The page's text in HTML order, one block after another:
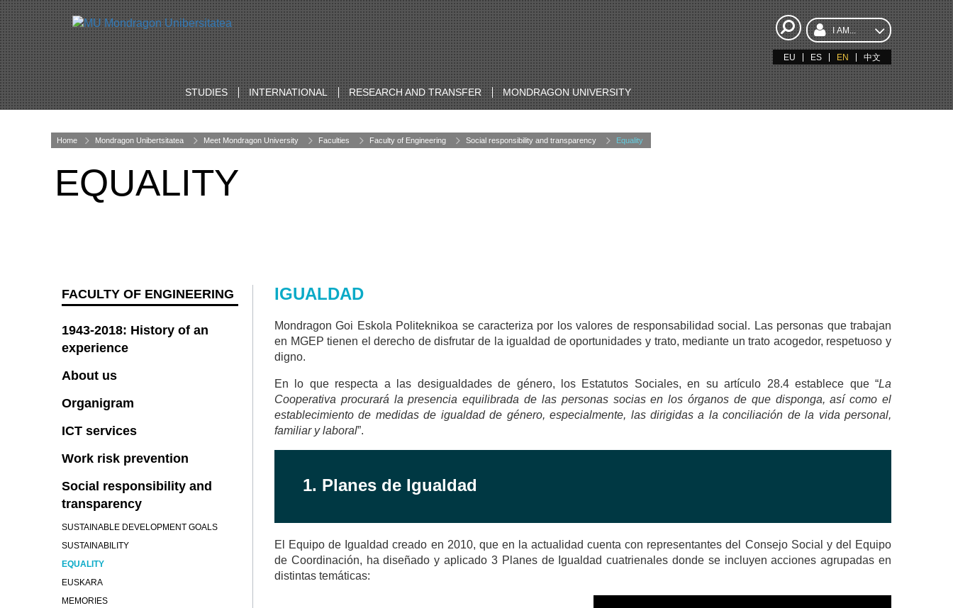
I AM...
EU ES EN 中文
STUDIES INTERNATIONAL RESEARCH AND TRANSFER MONDRAGON UNIVERSITY
Home Mondragon Unibertsitatea Meet Mondragon University Faculties Faculty of Engineering Social responsibility and transparency Equality
EQUALITY
IGUALDAD
Mondragon Goi Eskola Politeknikoa se caracteriza por los valores de responsabilidad social. Las personas que trabajan
en MGEP tienen el derecho de disfrutar de la igualdad de oportunidades y trato, mediante un trato acogedor, respetuoso y
digno.
En lo que respecta a las desigualdades de género, los Estatutos Sociales, en su artículo 28.4 establece que “La
Cooperativa procurará la presencia equilibrada de las personas socias en los órganos de que disponga, así como el
establecimiento de medidas de igualdad de género, especialmente, las dirigidas a la conciliación de la vida personal,
familiar y laboral”.
1. Planes de Igualdad
El Equipo de Igualdad creado en 2010, que en la actualidad cuenta con representantes del Consejo Social y del Equipo
de Coordinación, ha diseñado y aplicado 3 Planes de Igualdad cuatrienales donde se incluyen acciones agrupadas en
distintas temáticas:
FACULTY OF ENGINEERING
1943-2018: History of an
experience
About us
Organigram
ICT services
Work risk prevention
Social responsibility and
transparency
SUSTAINABLE DEVELOPMENT GOALS
SUSTAINABILITY
EQUALITY
EUSKARA
MEMORIES